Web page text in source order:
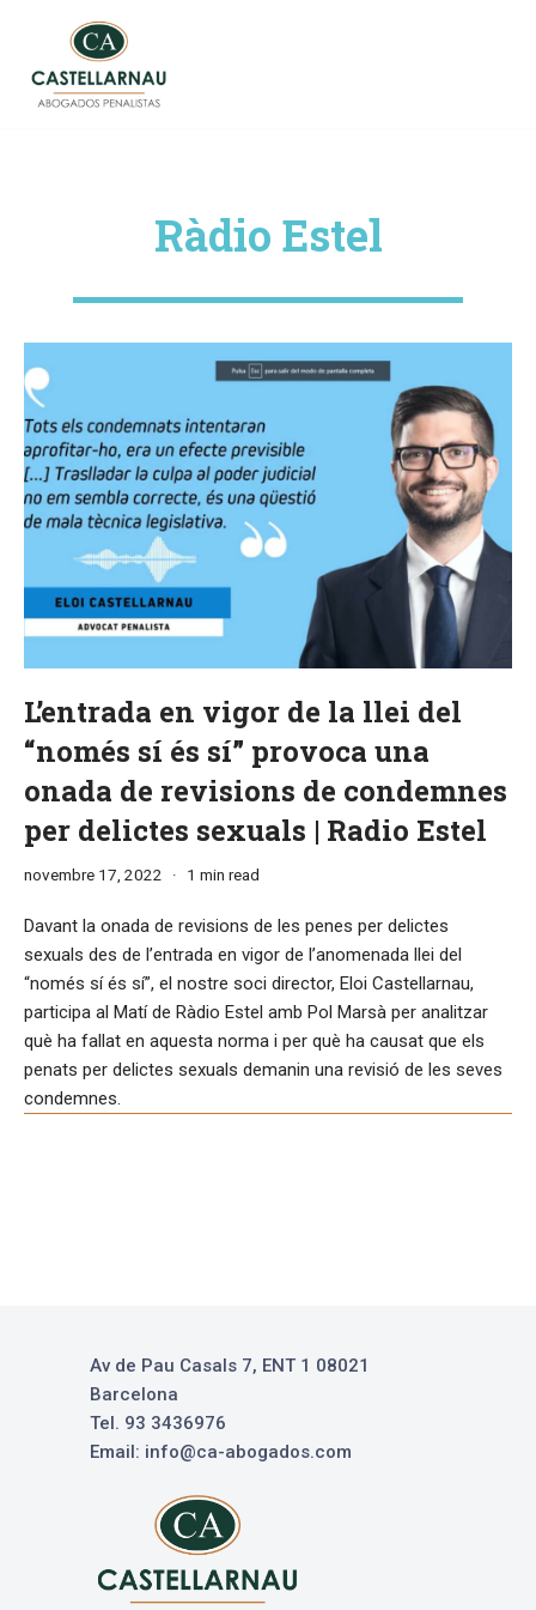
Ràdio Estel
L’entrada en vigor de la llei del
“només sí és sí” provoca una
onada de revisions de condemnes
per delictes sexuals | Radio Estel
novembre 17, 2022 1 min read
Davant la onada de revisions de les penes per delictes
sexuals des de l’entrada en vigor de l’anomenada llei del
“només sí és sí”, el nostre soci director, Eloi Castellarnau,
participa al Matí de Ràdio Estel amb Pol Marsà per analitzar
què ha fallat en aquesta norma i per què ha causat que els
penats per delictes sexuals demanin una revisió de les seves
condemnes.
Av de Pau Casals 7, ENT 1 08021
Barcelona
Tel. 93 3436976
Email: info@ca-abogados.com